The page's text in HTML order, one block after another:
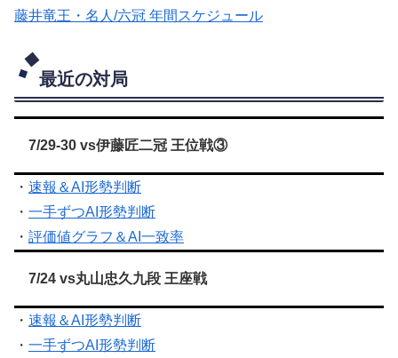
藤井竜王・名人/六冠 年間スケジュール
最近の対局
7/29-30 vs伊藤匠二冠 王位戦③
・ 速報＆AI形勢判断
・ 一手ずつAI形勢判断
・ 評価値グラフ＆AI一致率
7/24 vs丸山忠久九段 王座戦
・ 速報＆AI形勢判断
・ 一手ずつAI形勢判断